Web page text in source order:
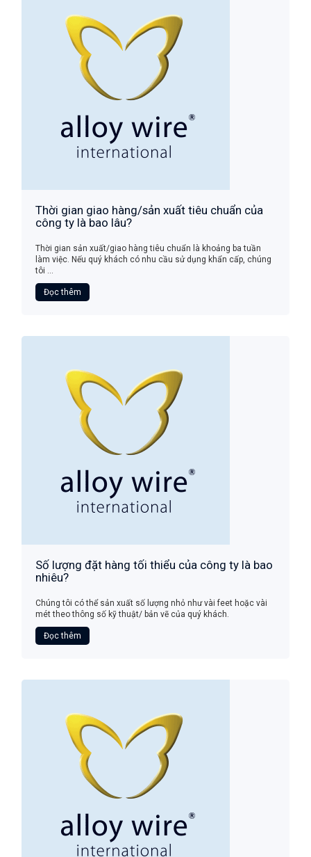
Thời gian giao hàng/sản xuất tiêu chuẩn của
công ty là bao lâu?
Thời gian sản xuất/giao hàng tiêu chuẩn là khoảng ba tuần
làm việc. Nếu quý khách có nhu cầu sử dụng khẩn cấp, chúng
tôi ...
Đọc thêm
Số lượng đặt hàng tối thiểu của công ty là bao
nhiêu?
Chúng tôi có thể sản xuất số lượng nhỏ như vài feet hoặc vài
mét theo thông số kỹ thuật/ bản vẽ của quý khách.
Đọc thêm